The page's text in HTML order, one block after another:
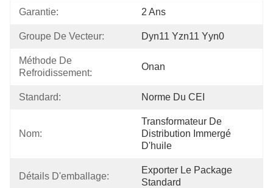
Garantie: 2 Ans
Groupe De Vecteur: Dyn11 Yzn11 Yyn0
Méthode De
Refroidissement:
Onan
Standard: Norme Du CEI
Nom:
Transformateur De
Distribution Immergé
D'huile
Détails D'emballage:
Exporter Le Package
Standard